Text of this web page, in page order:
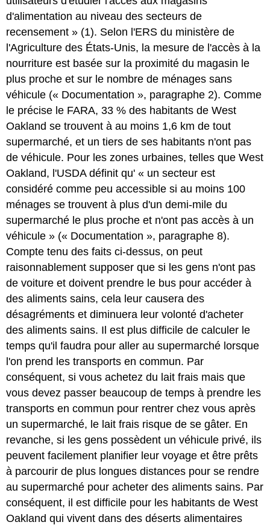
d'alimentation au niveau des secteurs de
recensement » (1). Selon l'ERS du ministère de
l'Agriculture des États-Unis, la mesure de l'accès à la
nourriture est basée sur la proximité du magasin le
plus proche et sur le nombre de ménages sans
véhicule (« Documentation », paragraphe 2). Comme
le précise le FARA, 33 % des habitants de West
Oakland se trouvent à au moins 1,6 km de tout
supermarché, et un tiers de ses habitants n'ont pas
de véhicule. Pour les zones urbaines, telles que West
Oakland, l'USDA définit qu' « un secteur est
considéré comme peu accessible si au moins 100
ménages se trouvent à plus d'un demi-mile du
supermarché le plus proche et n'ont pas accès à un
véhicule » (« Documentation », paragraphe 8).
Compte tenu des faits ci-dessus, on peut
raisonnablement supposer que si les gens n'ont pas
de voiture et doivent prendre le bus pour accéder à
des aliments sains, cela leur causera des
désagréments et diminuera leur volonté d'acheter
des aliments sains. Il est plus difficile de calculer le
temps qu'il faudra pour aller au supermarché lorsque
l'on prend les transports en commun. Par
conséquent, si vous achetez du lait frais mais que
vous devez passer beaucoup de temps à prendre les
transports en commun pour rentrer chez vous après
un supermarché, le lait frais risque de se gâter. En
revanche, si les gens possèdent un véhicule privé, ils
peuvent facilement planifier leur voyage et être prêts
à parcourir de plus longues distances pour se rendre
au supermarché pour acheter des aliments sains. Par
conséquent, il est difficile pour les habitants de West
Oakland qui vivent dans des déserts alimentaires